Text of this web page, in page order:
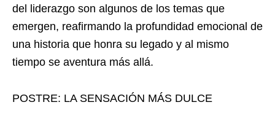
del liderazgo son algunos de los temas que
emergen, reafirmando la profundidad emocional de
una historia que honra su legado y al mismo
tiempo se aventura más allá.
POSTRE: LA SENSACIÓN MÁS DULCE